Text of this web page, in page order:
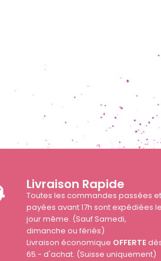
Livraison Rapide
Toutes les commandes passées et
payées avant 17h sont expédiées le
jour même. (Sauf Samedi,
dimanche ou fériés)
Livraison économique OFFERTE
65.- d'achat. (Suisse uniquement)